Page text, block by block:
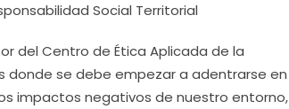
Social Territorial
del Centro de Ética Aplicada de la
donde se debe empezar a adentrarse en
impactos negativos de nuestro entorno,